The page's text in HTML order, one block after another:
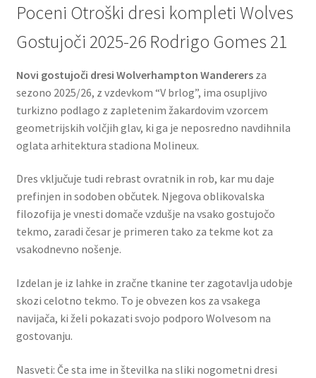
Poceni Otroški dresi kompleti Wolves
Gostujoči 2025-26 Rodrigo Gomes 21
Novi gostujoči dresi Wolverhampton Wanderersza
sezono 2025/26, z vzdevkom “V brlog”, ima osupljivo
turkizno podlago z zapletenim žakardovim vzorcem
geometrijskih volčjih glav, ki ga je neposredno navdihnila
oglata arhitektura stadiona Molineux.
Dres vključuje tudi rebrast ovratnik in rob, kar mu daje
prefinjen in sodoben občutek. Njegova oblikovalska
filozofija je vnesti domače vzdušje na vsako gostujočo
tekmo, zaradi česar je primeren tako za tekme kot za
vsakodnevno nošenje.
Izdelan je iz lahke in zračne tkanine ter zagotavlja udobje
skozi celotno tekmo. To je obvezen kos za vsakega
navijača, ki želi pokazati svojo podporo Wolvesom na
gostovanju.
Nasveti: Če sta ime in številka na sliki nogometni dresi